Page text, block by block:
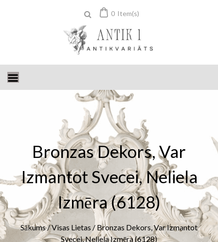
0 Item(s)
Bronzas Dekors, Var
Izmantot Svecei, Neliela
Izmēra (6128)
Sākums/Visas Lietas / Bronzas Dekors, Var Izmantot
Svecei, Neliela Izmēra (6128)